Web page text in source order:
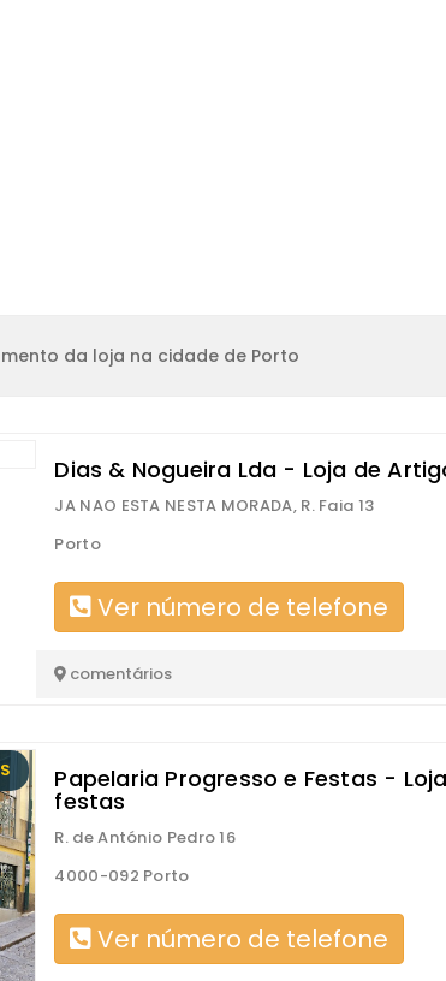
da loja na cidade de Porto
Dias & Nogueira Lda - Loja de
JA NAO ESTA NESTA MORADA, R. Faia 13
Porto
Ver número de telefone
comentários
Papelaria Progresso e Festas -
festas
R. de António Pedro 16
4000-092 Porto
Ver número de telefone